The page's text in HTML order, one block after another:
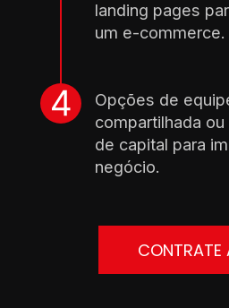
landing pages
um e-commerce.
Opções de
compartilhada
de capital para
negócio.
CONTRATE